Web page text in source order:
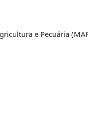
e Pecuária